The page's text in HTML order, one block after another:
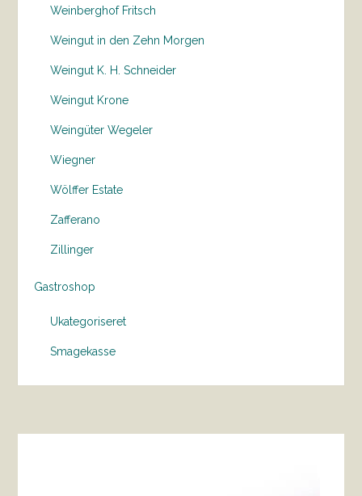
Weinberghof Fritsch
Weingut in den Zehn Morgen
Weingut K. H. Schneider
Weingut Krone
Weingüter Wegeler
Wiegner
Wölffer Estate
Zafferano
Zillinger
Gastroshop
Ukategoriseret
Smagekasse